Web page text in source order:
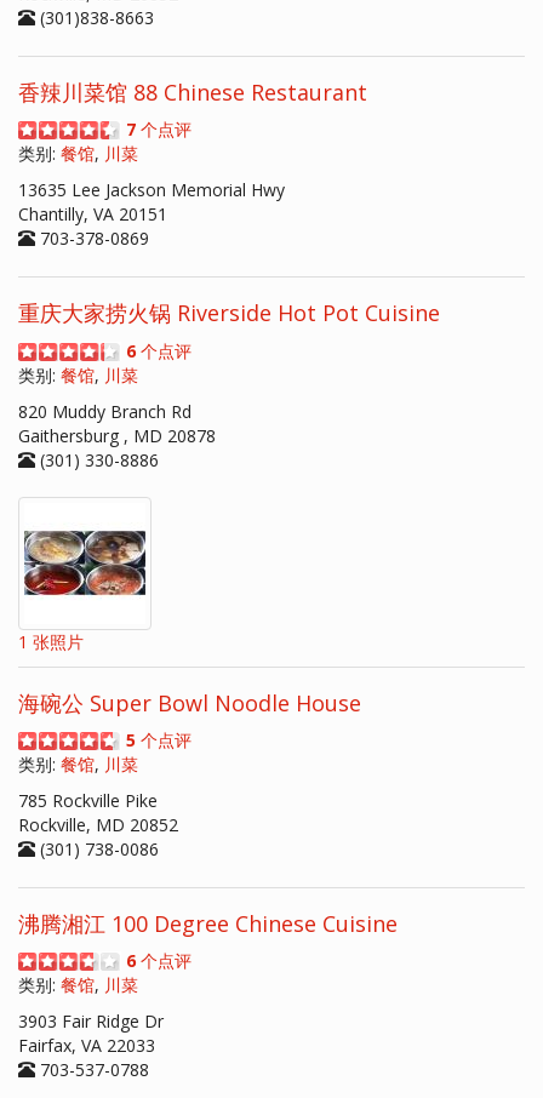
(301)838-8663
香辣川菜馆 88 Chinese Restaurant
7 个点评
类别: 餐馆, 川菜
13635 Lee Jackson Memorial Hwy
Chantilly, VA 20151
703-378-0869
重庆大家捞火锅 Riverside Hot Pot Cuisine
6个点评
类别: 餐馆, 川菜
820 Muddy Branch Rd
Gaithersburg , MD 20878
(301) 330-8886
1 张照片
海碗公 Super Bowl Noodle House
5 个点评
类别: 餐馆, 川菜
785 Rockville Pike
Rockville, MD 20852
(301) 738-0086
沸腾湘江 100 Degree Chinese Cuisine
6个点评
类别: 餐馆, 川菜
3903 Fair Ridge Dr
Fairfax, VA 22033
703-537-0788